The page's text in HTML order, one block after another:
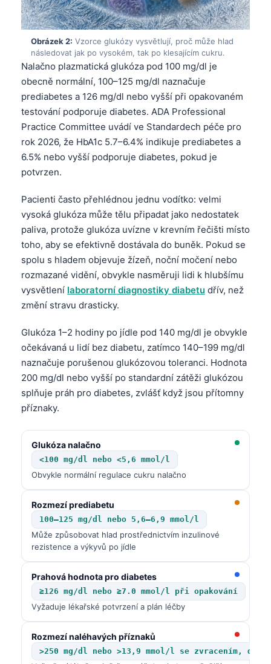
Obrázek 2: Vzorce glukózy vysvětlují, proč může hlad
následovat jak po vysokém, tak po klesajícím cukru.
Nalačno plazmatická glukóza pod 100 mg/dl je
obecně normální, 100–125 mg/dl naznačuje
prediabetes a 126 mg/dl nebo vyšší při opakovaném
testování podporuje diabetes. ADA Professional
Practice Committee uvádí ve Standardech péče pro
rok 2026, že HbA1c 5.7–6.4% indikuje prediabetes a
6.5% nebo vyšší podporuje diabetes, pokud je
potvrzen.
Pacienti často přehlédnou jednu vodítko: velmi
vysoká glukóza může tělu připadat jako nedostatek
paliva, protože glukóza uvízne v krevním řečišti místo
toho, aby se efektivně dostávala do buněk. Pokud se
spolu s hladem objevuje žízeň, noční močení nebo
rozmazané vidění, obvykle nasměruji lidi k hlubšímu
vysvětlení laboratorní diagnostiky diabetu dřív, než
změní stravu drasticky.
Glukóza 1–2 hodiny po jídle pod 140 mg/dl je obvykle
očekávaná u lidí bez diabetu, zatímco 140–199 mg/dl
naznačuje porušenou glukózovou toleranci. Hodnota
200 mg/dl nebo vyšší po standardní zátěži glukózou
splňuje práh pro diabetes, zvlášť když jsou přítomny
příznaky.
Glukóza nalačno
<100 mg/dl nebo <5,6 mmol/l
Obvykle normální regulace cukru nalačno
Rozmezí prediabetu
100–125 mg/dl nebo 5,6–6,9 mmol/l
Může způsobovat hlad prostřednictvím inzulinové
rezistence a výkyvů po jídle
Prahová hodnota pro diabetes
≥126 mg/dl nebo ≥7.0 mmol/l při opakování
Vyžaduje lékařské potvrzení a plán léčby
Rozmezí naléhavých příznaků
>250 mg/dl nebo >13,9 mmol/l se zvracením,